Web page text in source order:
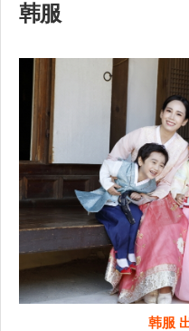
韩服
韩服